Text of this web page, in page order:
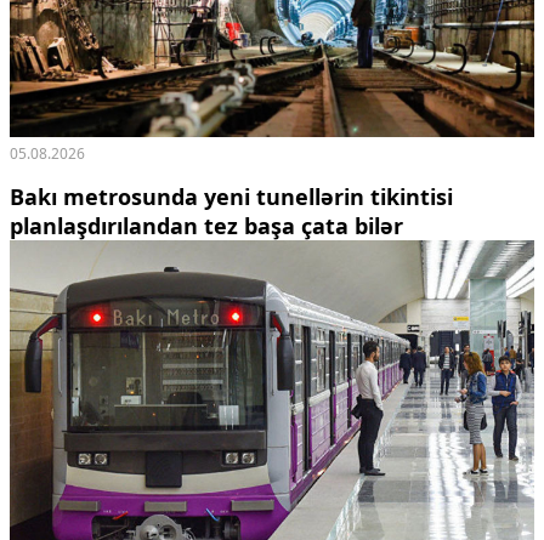
05.08.2026
Bakı metrosunda yeni tunellərin tikintisi
planlaşdırılandan tez başa çata bilər